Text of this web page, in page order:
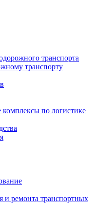
транспорта
транспорту
по логистике
и ремонта транспортных